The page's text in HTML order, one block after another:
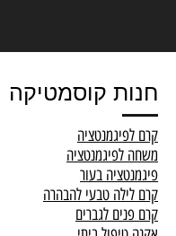
חנות קוסמטיקה
קרם לפיגמנטציה
משחה לפיגמנטציה
פיגמנטציה בעור
קרם לילה טבעי להבהרה
קרם פנים לגברים